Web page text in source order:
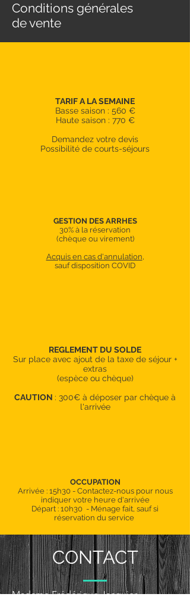
Conditions générales
de vente
TARIF A LA SEMAINE
Basse saison : 560 €
Haute saison : 770 €
Demandez votre devis
Possibilité de courts-séjours
GESTION DES ARRHES
30% à la réservation
(chèque ou virement)
Acquis en cas d'annulation,
sauf disposition COVID
REGLEMENT DU SOLDE
Sur place avec ajout de la taxe de séjour +
extras
(espèce ou chèque)
CAUTION : 300€ à déposer par chèque à
l'arrivée
OCCUPATION
Arrivée : 15h30 - Contactez-nous pour nous
indiquer votre heure d'arrivée
Départ : 10h30 - Ménage fait, saufsi
réservation du service
CONTACT
Madame Frédérique Jacquier